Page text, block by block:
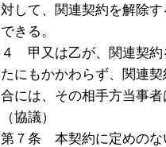
対して、関連契約を解除
できる。
４ 甲又は乙が、関連契約
たにもかかわらず、関連
合には、その相手方当事者
（協議）
第７条 本契約に定めのな